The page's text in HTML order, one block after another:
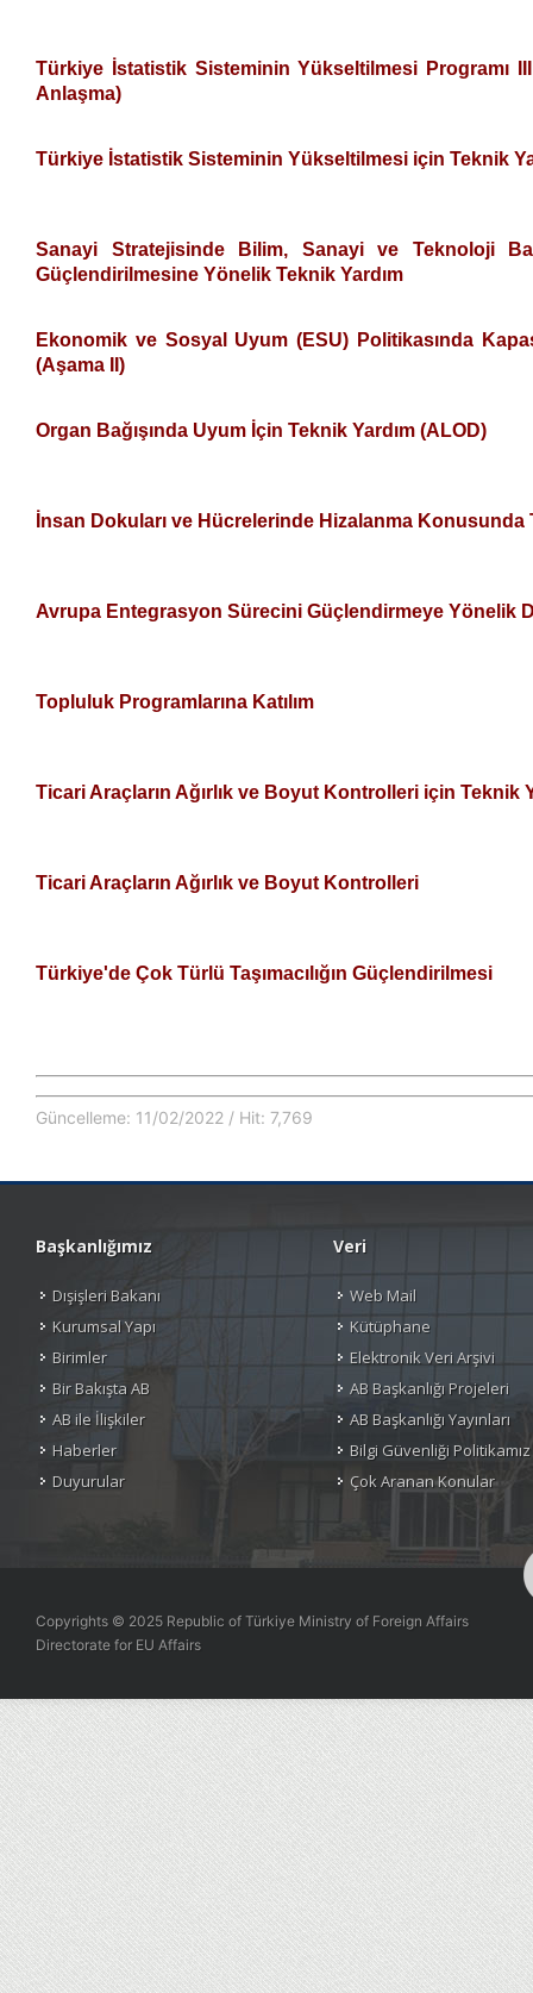
Türkiye İstatistik Sisteminin Yükseltilmesi Programı
Anlaşma)
Türkiye İstatistik Sisteminin Yükseltilmesi için Teknik
Sanayi Stratejisinde Bilim, Sanayi ve Teknoloji
Güçlendirilmesine Yönelik Teknik Yardım
Ekonomik ve Sosyal Uyum (ESU) Politikasında
(Aşama II)
Organ Bağışında Uyum İçin Teknik Yardım (ALOD)
İnsan Dokuları ve Hücrelerinde Hizalanma Konusunda
Avrupa Entegrasyon Sürecini Güçlendirmeye Yönelik
Topluluk Programlarına Katılım
Ticari Araçların Ağırlık ve Boyut Kontrolleri için Teknik
Ticari Araçların Ağırlık ve Boyut Kontrolleri
Türkiye'de Çok Türlü Taşımacılığın Güçlendirilmesi
Güncelleme: 11/02/2022 / Hit: 7,769
Başkanlığımız
Dışişleri Bakanı
Kurumsal Yapı
Birimler
Bir Bakışta AB
AB ile İlişkiler
Haberler
Duyurular
Veri
Web Mail
Kütüphane
Elektronik Veri Arşivi
AB Başkanlığı Projeleri
AB Başkanlığı Yayınları
Bilgi Güvenliği Politikamız
Çok Aranan Konular
Copyrights © 2025 Republic of Türkiye Ministry of Foreign Affairs
Directorate for EU Affairs